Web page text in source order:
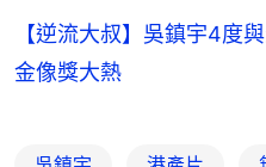
【逆流大叔】吳鎮宇4度
金像獎大熱